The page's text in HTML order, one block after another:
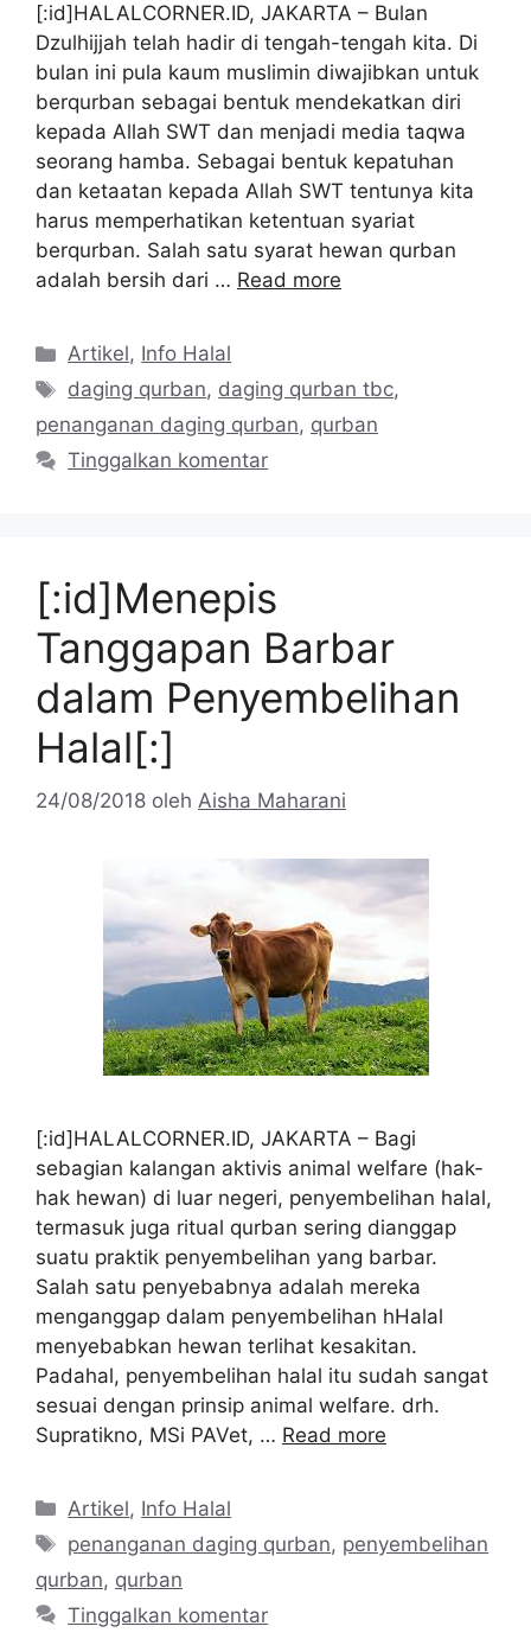
[:id]HALALCORNER.ID, JAKARTA – Bulan
Dzulhijjah telah hadir di tengah-tengah kita. Di
bulan ini pula kaum muslimin diwajibkan untuk
berqurban sebagai bentuk mendekatkan diri
kepada Allah SWT dan menjadi media taqwa
seorang hamba. Sebagai bentuk kepatuhan
dan ketaatan kepada Allah SWT tentunya kita
harus memperhatikan ketentuan syariat
berqurban. Salah satu syarat hewan qurban
adalah bersih dari … Read more
Kategori
Artikel, Info Halal
Tag
daging qurban, daging qurban tbc,
penanganan daging qurban, qurban
Tinggalkan komentar
[:id]Menepis
Tanggapan Barbar
dalam Penyembelihan
Halal[:]
24/08/2018 oleh Aisha Maharani
[:id]HALALCORNER.ID, JAKARTA – Bagi
sebagian kalangan aktivis animal welfare (hak-
hak hewan) di luar negeri, penyembelihan halal,
termasuk juga ritual qurban sering dianggap
suatu praktik penyembelihan yang barbar.
Salah satu penyebabnya adalah mereka
menganggap dalam penyembelihan hHalal
menyebabkan hewan terlihat kesakitan.
Padahal, penyembelihan halal itu sudah sangat
sesuai dengan prinsip animal welfare. drh.
Supratikno, MSi PAVet, … Read more
Kategori
Artikel, Info Halal
Tag
penanganan daging qurban, penyembelihan
qurban, qurban
Tinggalkan komentar